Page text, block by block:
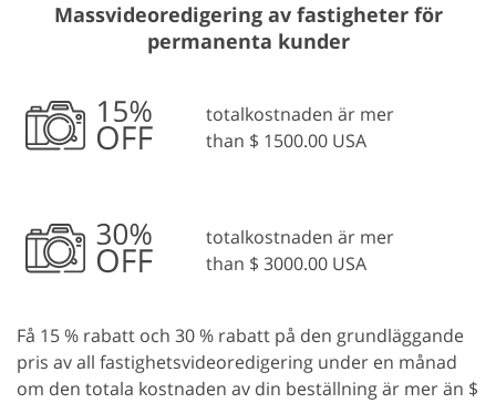
Massvideoredigering av fastigheter för
permanenta kunder
totalkostnaden är mer
than $ 1500.00 USA
totalkostnaden är mer
than $ 3000.00 USA
Få 15 % rabatt och 30 % rabatt på den grundläggande
pris av all fastighetsvideoredigering under en månad
om den totala kostnaden av din beställning är mer än $